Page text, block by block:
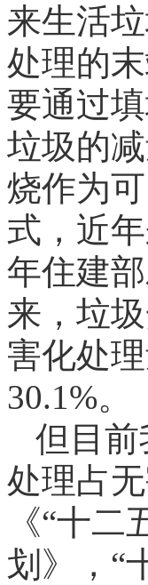
来生活
处理的
要通过
垃圾的
烧作为
式，近
年住建
来，垃
害化处
30.1%。
但目
处理占
《“十
划》，“